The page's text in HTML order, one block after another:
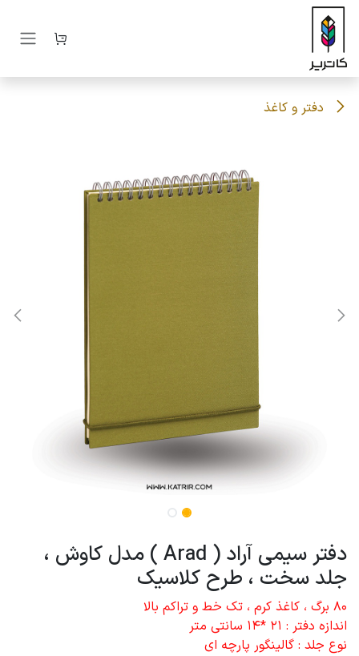
صرف نظر و مشاهده محتوا
دفتر و کاغذ
دفتر سیمی آراد ( Arad ) مدل کاوش ،
جلد سخت ، طرح کلاسیک
80 برگ ، کاغذ کرم ، تک خط و تراکم بالا
اندازه دفتر : 21 *14 سانتی متر
نوع جلد : گالینگور پارچه ای